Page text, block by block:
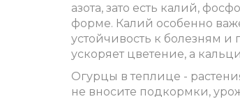
азота, зато есть калий,
форме. Калий особенно
устойчивость к болезням
ускоряет цветение, а
Огурцы в теплице -
не вносите подкормки,